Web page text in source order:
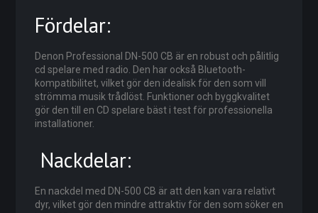
Fördelar:
Denon Professional DN-500 CB är en robust och pålitlig
cd spelare med radio. Den har också Bluetooth-
kompatibilitet, vilket gör den idealisk för den som vill
strömma musik trådlöst. Funktioner och byggkvalitet
gör den till en CD spelare bäst i test för professionella
installationer.
Nackdelar:
En nackdel med DN-500 CB är att den kan vara relativt
dyr, vilket gör den mindre attraktiv för den som söker en